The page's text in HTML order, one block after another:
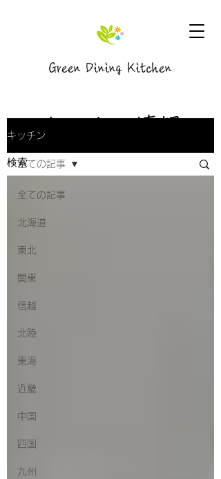
Green Dining Kitchen
キッチン情報
キッチン
全ての記事
北海道
東北
関東
信越
北陸
東海
近畿
中国
四国
九州
全ての記事